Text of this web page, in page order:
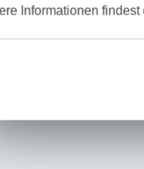
Informationen findest